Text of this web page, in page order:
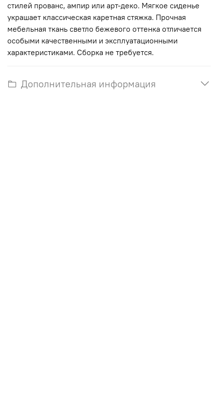
стилей прованс, ампир или арт-деко. Мягкое сиденье
украшает классическая каретная стяжка. Прочная
мебельная ткань светло бежевого оттенка отличается
особыми качественными и эксплуатационными
характеристиками. Сборка не требуется.
Дополнительная информация